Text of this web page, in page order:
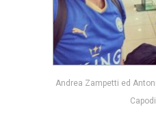
Andrea Zampetti ed